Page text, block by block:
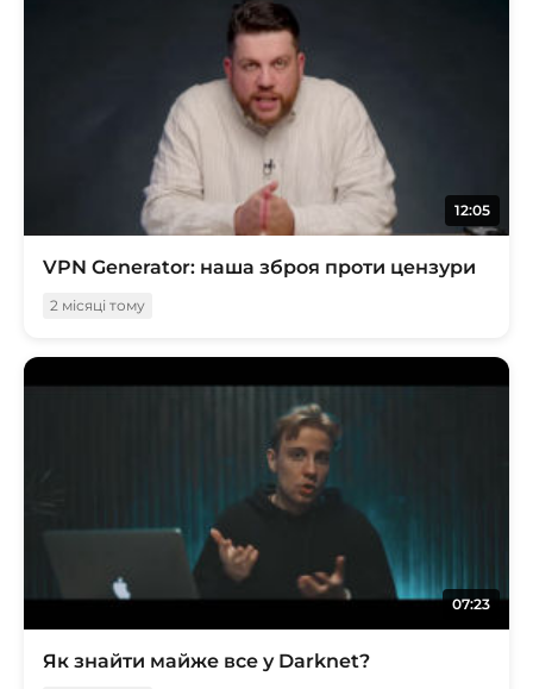
12:05
VPN Generator: наша зброя проти цензури
2 місяці тому
07:23
Як знайти майже все у Darknet?